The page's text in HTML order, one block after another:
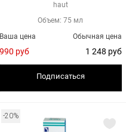
haut
Объем: 75 мл
Обычная цена
1 248 руб
Ваша цена
990 руб
Подписаться
-20%